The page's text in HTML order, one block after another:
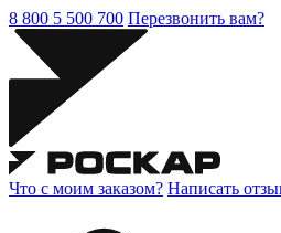
8 800 5 500 700 Перезвонить вам?
Что с моим заказом? Написать